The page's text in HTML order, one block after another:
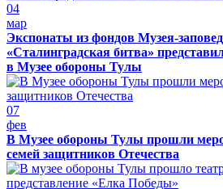
04
мар
Экспонаты из фондов Музея-
«Сталинградская битва»
в Музее обороны Тулы
07
фев
В Музее обороны Тулы прошли
семей защитников Отечества